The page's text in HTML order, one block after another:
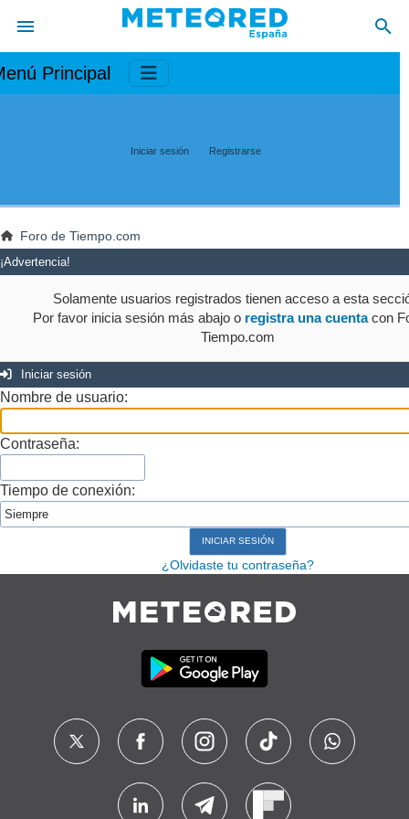
Principal
Iniciar sesión Registrarse
Foro de Tiempo.com
¡Advertencia!
Solamente usuarios registrados tienen acceso a esta
Por favor inicia sesión más abajo o registra una cuentacon
Tiempo.com
Iniciar sesión
Nombre de usuario:
Contraseña:
Tiempo de conexión:
¿Olvidaste tu contraseña?